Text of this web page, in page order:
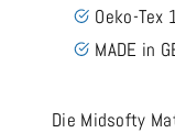
Oeko-
MADE in
Die Midsofty